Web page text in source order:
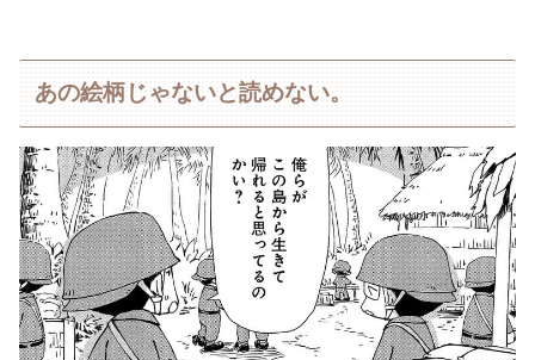
あの絵柄じゃないと読めない。